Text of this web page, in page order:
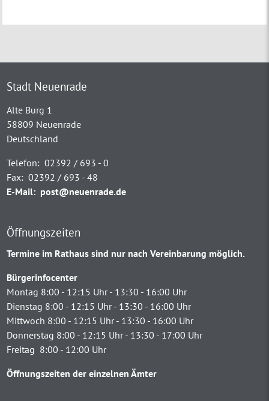
Stadt Neuenrade
Alte Burg 1
58809 Neuenrade
Deutschland
Telefon: 02392 / 693 - 0
Fax: 02392 / 693 - 48
E-Mail: post@neuenrade.de
Öffnungszeiten
Termine im Rathaus sind nur nach Vereinbarung möglich.
Bürgerinfocenter
Montag 8:00 - 12:15 Uhr - 13:30 - 16:00 Uhr
Dienstag 8:00 - 12:15 Uhr - 13:30 - 16:00 Uhr
Mittwoch 8:00 - 12:15 Uhr - 13:30 - 16:00 Uhr
Donnerstag 8:00 - 12:15 Uhr - 13:30 - 17:00 Uhr
Freitag 8:00 - 12:00 Uhr
Öffnungszeiten der einzelnen Ämter